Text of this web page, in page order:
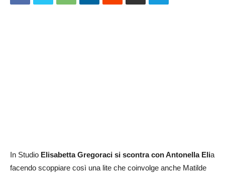
In Studio Elisabetta Gregoraci si scontra con Antonella Elia
facendo scoppiare così una lite che coinvolge anche Matilde